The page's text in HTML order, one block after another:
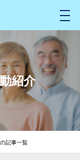
メ
ニ
ュ
紹介
記事一覧